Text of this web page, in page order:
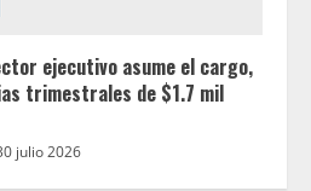
ejecutivo asume el cargo,
trimestrales de $1.7 mil
julio 2026